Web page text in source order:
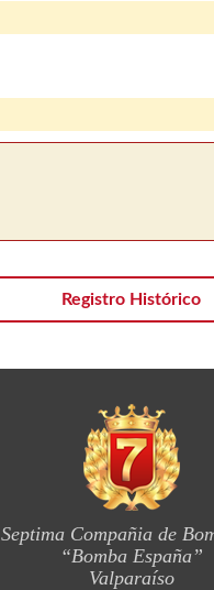
Registro Histórico
Septima Compañia de
“Bomba España”
Valparaíso